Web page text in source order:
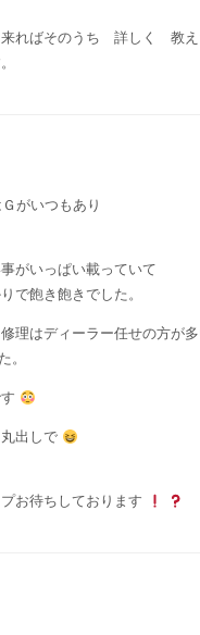
ればそのうち 詳しく 教え
がいつもあり
がいっぱい載っていて
で飽き飽きでした。
理はディーラー任せの方が
。
出しで
お待ちしております